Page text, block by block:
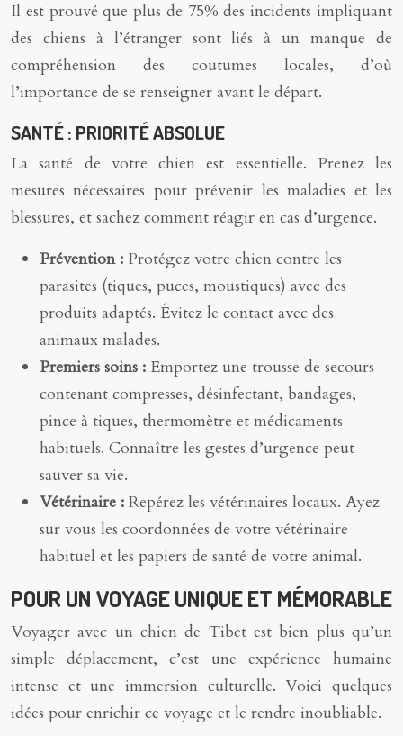
Il est prouvé que plus de 75% des incidents impliquant
des chiens à l’étranger sont liés à un manque de
compréhension des coutumes locales, d’où
l’importance de se renseigner avant le départ.
SANTÉ : PRIORITÉ ABSOLUE
La santé de votre chien est essentielle. Prenez les
mesures nécessaires pour prévenir les maladies et les
blessures, et sachez comment réagir en cas d’urgence.
Prévention : Protégez votre chien contre les
parasites (tiques, puces, moustiques) avec des
produits adaptés. Évitez le contact avec des
animaux malades.
Premiers soins : Emportez une trousse de secours
contenant compresses, désinfectant, bandages,
pince à tiques, thermomètre et médicaments
habituels. Connaître les gestes d’urgence peut
sauver sa vie.
Vétérinaire : Repérez les vétérinaires locaux. Ayez
sur vous les coordonnées de votre vétérinaire
habituel et les papiers de santé de votre animal.
POUR UN VOYAGE UNIQUE ET MÉMORABLE
Voyager avec un chien de Tibet est bien plus qu’un
simple déplacement, c’est une expérience humaine
intense et une immersion culturelle. Voici quelques
idées pour enrichir ce voyage et le rendre inoubliable.